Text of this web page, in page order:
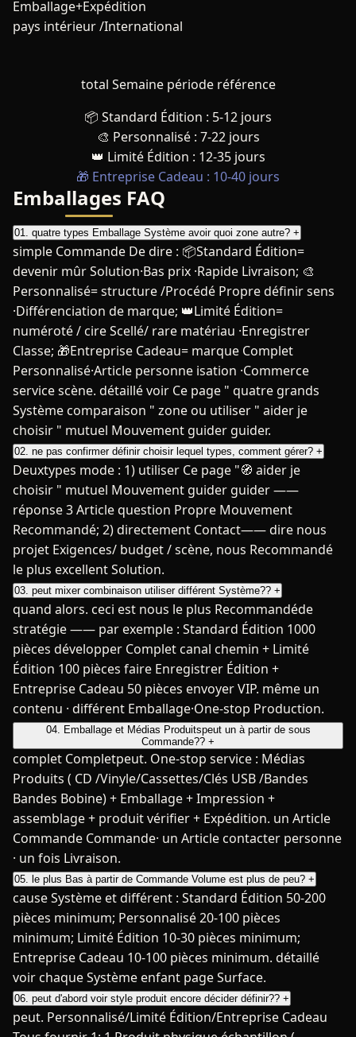
Emballage+Expédition
pays intérieur /International
total Semaine période référence
📦 Standard Édition : 5-12 jours
🎨 Personnalisé : 7-22 jours
👑 Limité Édition : 12-35 jours
🎁 Entreprise Cadeau : 10-40 jours
Emballages FAQ
01. quatre types Emballage Système avoir quoi zone autre? +
simple Commande De dire : 📦Standard Édition=
devenir mûr Solution·Bas prix ·Rapide Livraison; 🎨
Personnalisé= structure /Procédé Propre définir sens
·Différenciation de marque; 👑Limité Édition=
numéroté / cire Scellé/ rare matériau ·Enregistrer
Classe; 🎁Entreprise Cadeau= marque Complet
Personnalisé·Article personne isation ·Commerce
service scène. détaillé voir Ce page " quatre grands
Système comparaison " zone ou utiliser " aider je
choisir " mutuel Mouvement guider guider.
02. ne pas confirmer définir choisir lequel types, comment gérer? +
Deuxtypes mode : 1) utiliser Ce page "🧭 aider je
choisir " mutuel Mouvement guider guider ——
réponse 3 Article question Propre Mouvement
Recommandé; 2) directement Contact—— dire nous
projet Exigences/ budget / scène, nous Recommandé
le plus excellent Solution.
03. peut mixer combinaison utiliser différent Système?? +
quand alors. ceci est nous le plus Recommandéde
stratégie —— par exemple : Standard Édition 1000
pièces développer Complet canal chemin + Limité
Édition 100 pièces faire Enregistrer Édition +
Entreprise Cadeau 50 pièces envoyer VIP. même un
contenu · différent Emballage·One-stop Production.
04. Emballage et Médias Produitspeut un à partir de sous
Commande?? +
complet Completpeut. One-stop service : Médias
Produits ( CD /Vinyle/Cassettes/Clés USB /Bandes
Bandes Bobine) + Emballage + Impression +
assemblage + produit vérifier + Expédition. un Article
Commande Commande· un Article contacter personne
· un fois Livraison.
05. le plus Bas à partir de Commande Volume est plus de peu? +
cause Système et différent : Standard Édition 50-200
pièces minimum; Personnalisé 20-100 pièces
minimum; Limité Édition 10-30 pièces minimum;
Entreprise Cadeau 10-100 pièces minimum. détaillé
voir chaque Système enfant page Surface.
06. peut d'abord voir style produit encore décider définir?? +
peut. Personnalisé/Limité Édition/Entreprise Cadeau